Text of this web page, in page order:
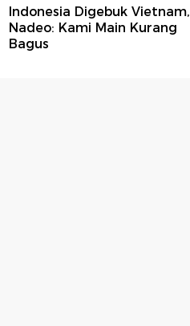
Indonesia Digebuk Vietnam,
Nadeo: Kami Main Kurang
Bagus